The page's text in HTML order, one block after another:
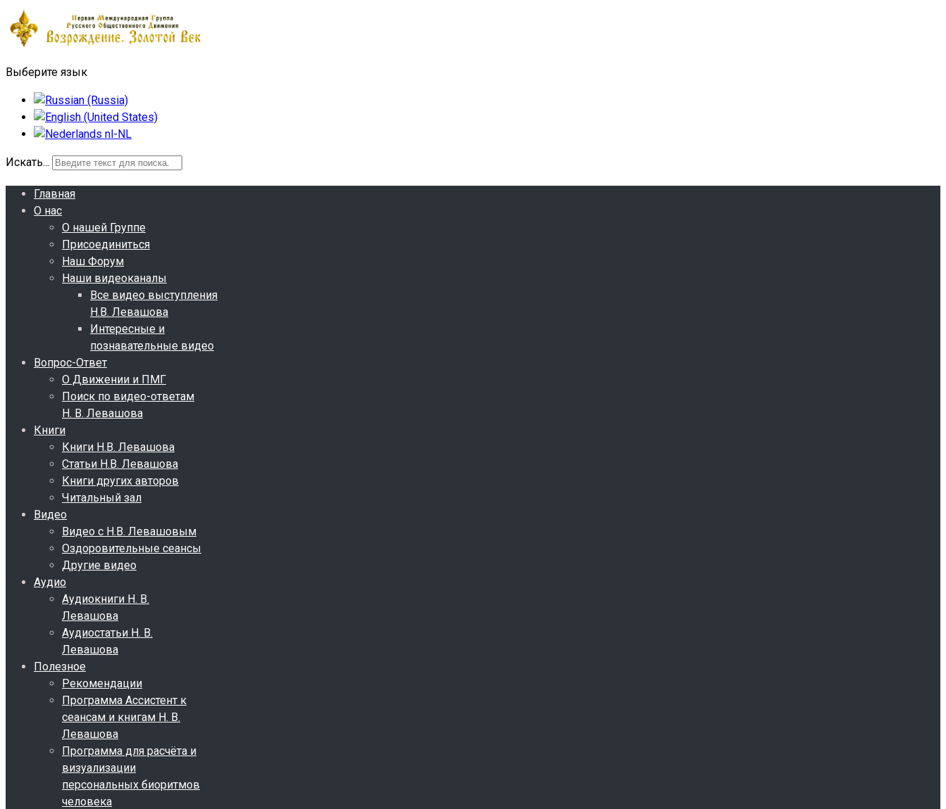
Выберите язык
Искать...
Главная
О нас
О нашей Группе
Присоединиться
Наш Форум
Наши видеоканалы
Все видео выступления
Н.В. Левашова
Интересные и
познавательные видео
Вопрос-Ответ
О Движении и ПМГ
Поиск по видео-ответам
Н. В. Левашова
Книги
Книги Н.В. Левашова
Статьи Н.В. Левашова
Книги других авторов
Читальный зал
Видео
Видео с Н.В. Левашовым
Оздоровительные сеансы
Другие видео
Аудио
Аудиокниги Н. В.
Левашова
Аудиостатьи Н. В.
Левашова
Полезное
Рекомендации
Программа Ассистент к
сеансам и книгам Н. В.
Левашова
Программа для расчёта и
визуализации
персональных биоритмов
человека